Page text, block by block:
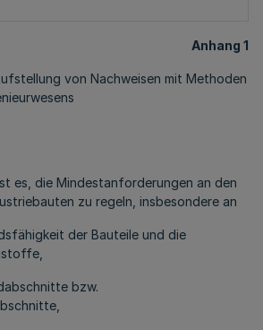
Anhang 1
von Nachweisen mit Methoden
es, die Mindestanforderungen an den
zu regeln, insbesondere an
der Bauteile und die
bzw.